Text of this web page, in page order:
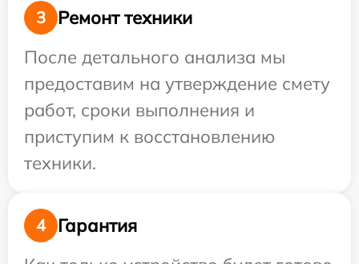
3
Ремонт техники
После детального анализа мы
предоставим на утверждение смету
работ, сроки выполнения и
приступим к восстановлению
техники.
4
Гарантия